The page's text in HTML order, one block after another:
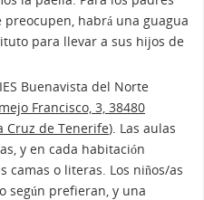
habrá una guagua
para llevar a sus hijos de
Buenavista del Norte
Francisco, 3, 38480
Cruz de Tenerife). Las aulas
y en cada habitación
camas o literas. Los niños/as
según prefieran, y una